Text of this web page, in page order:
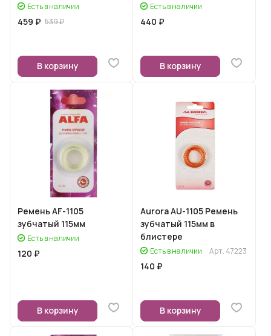
Есть в наличии
459 ₽ 539 ₽
В корзину
Есть в наличии
440 ₽
В корзину
Ремень AF-1105
зубчатый 115мм
Есть в наличии
120 ₽
В корзину
Aurora AU-1105 Ремень
зубчатый 115мм в
блистере
Есть в наличии Арт. 47223
140 ₽
В корзину